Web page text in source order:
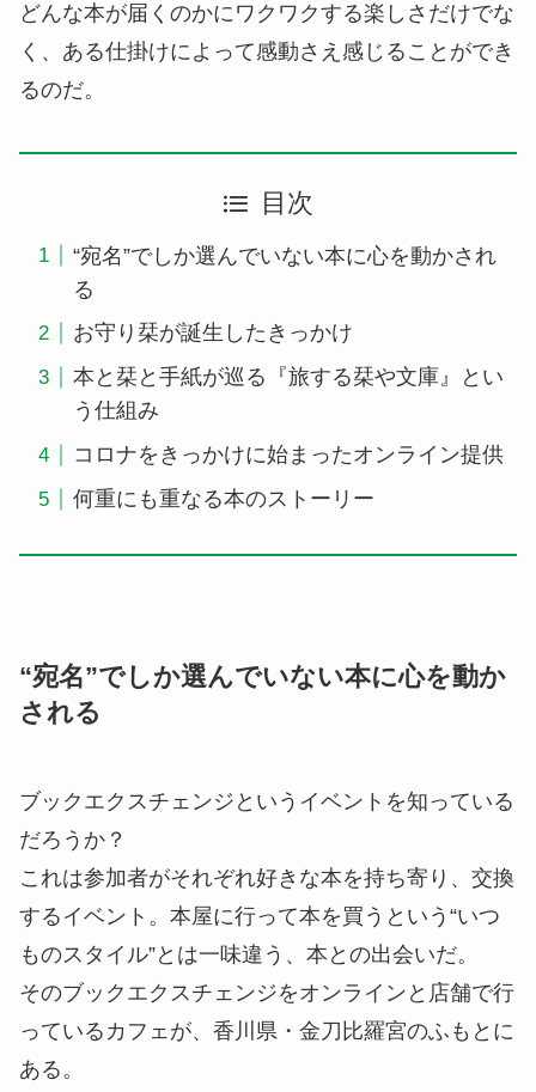
どんな本が届くのかにワクワクする楽しさだけでな
く、ある仕掛けによって感動さえ感じることができ
るのだ。
目次
“宛名”でしか選んでいない本に心を動かされ
る
お守り栞が誕生したきっかけ
本と栞と手紙が巡る『旅する栞や文庫』とい
う仕組み
コロナをきっかけに始まったオンライン提供
何重にも重なる本のストーリー
“宛名”でしか選んでいない本に心を動か
される
ブックエクスチェンジというイベントを知っている
だろうか？
これは参加者がそれぞれ好きな本を持ち寄り、交換
するイベント。本屋に行って本を買うという“いつ
ものスタイル”とは一味違う、本との出会いだ。
そのブックエクスチェンジをオンラインと店舗で行
っているカフェが、香川県・金刀比羅宮のふもとに
ある。